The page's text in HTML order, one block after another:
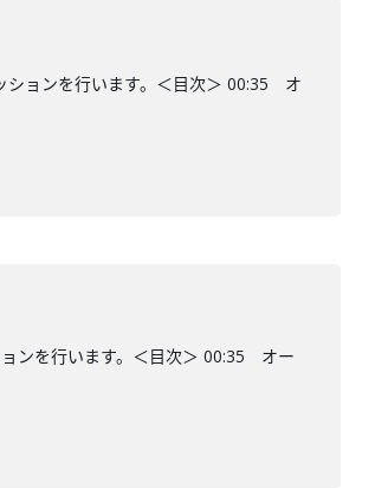
ションを行います。＜目次＞ 00:35 オ
ンを行います。＜目次＞ 00:35 オー